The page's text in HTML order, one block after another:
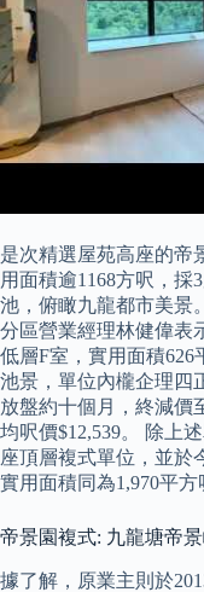
是次精選屋苑高座的帝
用面積逾1168方呎，採
池，俯瞰九龍都市美景
分區營業經理林健偉表
低層F室，實用面積626
池景，單位內櫳企理四
放盤約十個月，終減價
均呎價$12,539。 除上
座頂層複式單位，並於
實用面積同為1,970平方
帝景園複式: 九龍塘帝
據了解，原業主則於